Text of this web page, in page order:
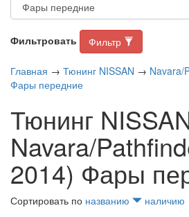
Фильтровать Фильтр
Главная → Тюнинг NISSAN → Navara/
Фары передние
Тюнинг
Navara/
2014) Фары
Сортировать по названию наличию